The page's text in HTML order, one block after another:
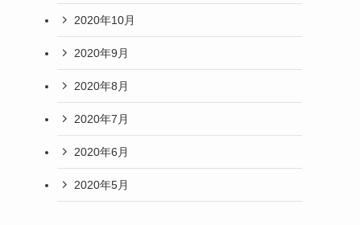
2020年10月
2020年9月
2020年8月
2020年7月
2020年6月
2020年5月